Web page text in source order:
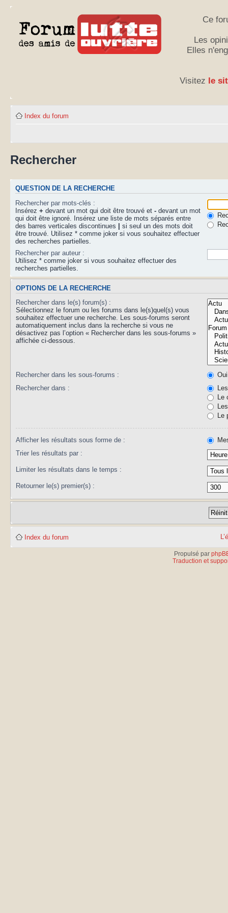
Ce
Les
Elles
Visitez le
Index du forum
Rechercher
QUESTION DE LA RECHERCHE
Rechercher par mots-clés :
Insérez + devant un mot qui doit être trouvé et - devant un mot
qui doit être ignoré. Insérez une liste de mots séparés entre
des barres verticales discontinues
si seul un des mots doit
être trouvé. Utilisez * comme joker si vous souhaitez effectuer
des recherches partielles.
Rechercher par auteur :
Utilisez * comme joker si vous souhaitez effectuer des
recherches partielles.
OPTIONS DE LA RECHERCHE
Rechercher dans le(s) forum(s) :
Sélectionnez le forum ou les forums dans le(s)quel(s) vous
souhaitez effectuer une recherche. Les sous-forums seront
automatiquement inclus dans la recherche si vous ne
désactivez pas l’option « Rechercher dans les sous-forums »
affichée ci-dessous.
Rechercher dans les sous-forums :
Oui
Rechercher dans :
Le
Le
Afficher les résultats sous forme de :
Trier les résultats par :
Limiter les résultats dans le temps :
Retourner le(s) premier(s) :
Index du forum
Propulsé par
Traduction et